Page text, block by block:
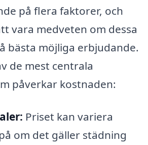
på flera faktorer, och
vara medveten om dessa
bästa möjliga erbjudande.
de mest centrala
påverkar kostnaden:
Priset kan variera
om det gäller städning